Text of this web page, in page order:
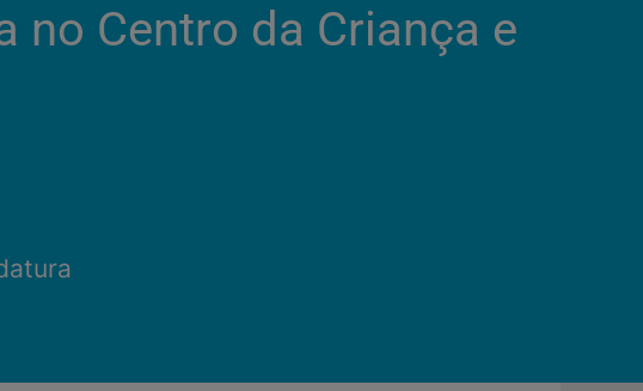
Centro da Criança e